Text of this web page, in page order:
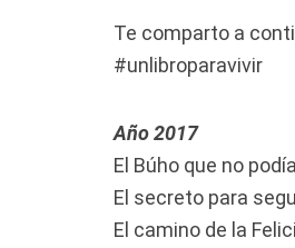
Te comparto a
#unlibroparavivir
Año 2017
El Búho que no
El secreto para
El camino de la